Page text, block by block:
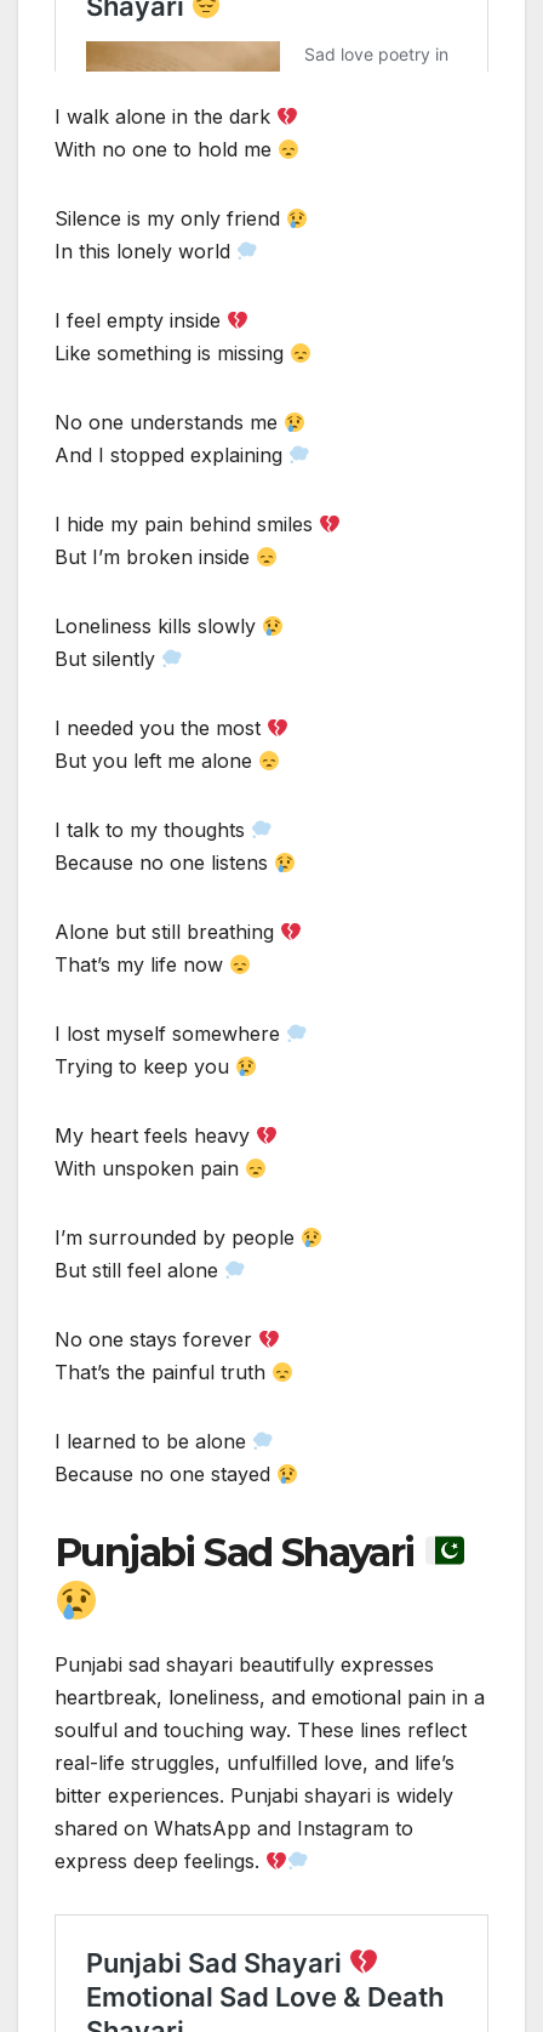
I walk alone in the dark
With no one to hold me
Silence is my only friend
In this lonely world
I feel empty inside
Like something is missing
No one understands me
And I stopped explaining
I hide my pain behind smiles
But I’m broken inside
Loneliness kills slowly
But silently
I needed you the most
But you left me alone
I talk to my thoughts
Because no one listens
Alone but still breathing
That’s my life now
I lost myself somewhere
Trying to keep you
My heart feels heavy
With unspoken pain
I’m surrounded by people
But still feel alone
No one stays forever
That’s the painful truth
I learned to be alone
Because no one stayed
Punjabi Sad Shayari
Punjabi sad shayari beautifully expresses
heartbreak, loneliness, and emotional pain in a
soulful and touching way. These lines reflect
real-life struggles, unfulfilled love, and life’s
bitter experiences. Punjabi shayari is widely
shared on WhatsApp and Instagram to
express deep feelings.